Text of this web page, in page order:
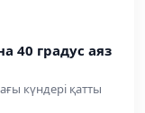
40 градус аяз
күндері қатты